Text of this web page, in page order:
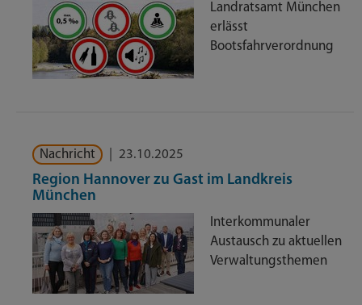
Landratsamt München
erlässt
Bootsfahrverordnung
Nachricht 23.10.2025
Region Hannover zu Gast im Landkreis
München
Interkommunaler
Austausch zu aktuellen
Verwaltungsthemen